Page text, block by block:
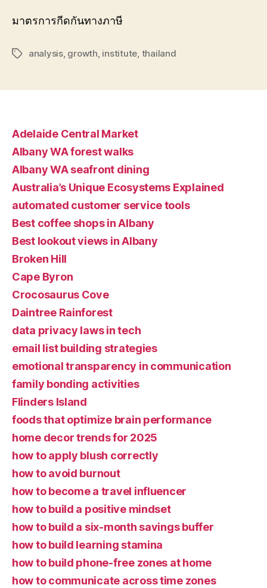
มาตรการกีดกันทางภาษี
Tagsanalysis, growth, institute, thailand
Adelaide Central Market
Albany WA forest walks
Albany WA seafront dining
Australia’s Unique Ecosystems Explained
automated customer service tools
Best coffee shops in Albany
Best lookout views in Albany
Broken Hill
Cape Byron
Crocosaurus Cove
Daintree Rainforest
data privacy laws in tech
email list building strategies
emotional transparency in communication
family bonding activities
Flinders Island
foods that optimize brain performance
home decor trends for 2025
how to apply blush correctly
how to avoid burnout
how to become a travel influencer
how to build a positive mindset
how to build a six-month savings buffer
how to build learning stamina
how to build phone-free zones at home
how to communicate across time zones